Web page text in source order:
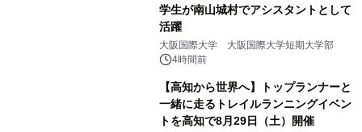
学生が南山城村でアシスタントとして
活躍
大阪国際大学 大阪国際大学短期大学部
4時間前
【高知から世界へ】トップランナーと
一緒に走るトレイルランニングイベン
トを高知で8月29日（土）開催